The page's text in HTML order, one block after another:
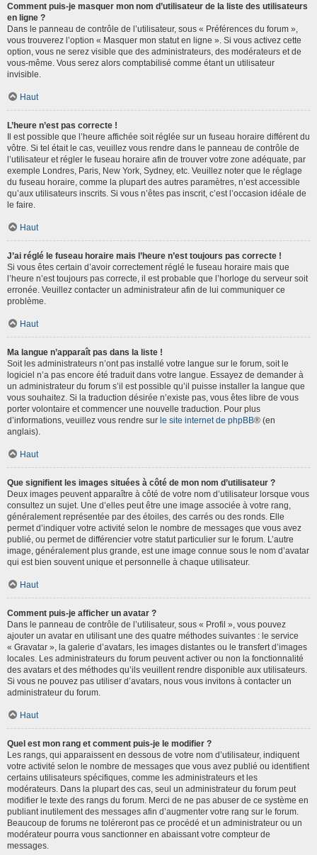
Comment puis-je masquer mon nom d’utilisateur de la liste des utilisateurs
en ligne ?
Dans le panneau de contrôle de l’utilisateur, sous « Préférences du forum »,
vous trouverez l’option « Masquer mon statut en ligne ». Si vous activez cette
option, vous ne serez visible que des administrateurs, des modérateurs et de
vous-même. Vous serez alors comptabilisé comme étant un utilisateur
invisible.
Haut
L’heure n’est pas correcte !
Il est possible que l’heure affichée soit réglée sur un fuseau horaire différent du
vôtre. Si tel était le cas, veuillez vous rendre dans le panneau de contrôle de
l’utilisateur et régler le fuseau horaire afin de trouver votre zone adéquate, par
exemple Londres, Paris, New York, Sydney, etc. Veuillez noter que le réglage
du fuseau horaire, comme la plupart des autres paramètres, n’est accessible
qu’aux utilisateurs inscrits. Si vous n’êtes pas inscrit, c’est l’occasion idéale de
le faire.
Haut
J’ai réglé le fuseau horaire mais l’heure n’est toujours pas correcte !
Si vous êtes certain d’avoir correctement réglé le fuseau horaire mais que
l’heure n’est toujours pas correcte, il est probable que l’horloge du serveur soit
erronée. Veuillez contacter un administrateur afin de lui communiquer ce
problème.
Haut
Ma langue n’apparaît pas dans la liste !
Soit les administrateurs n’ont pas installé votre langue sur le forum, soit le
logiciel n’a pas encore été traduit dans votre langue. Essayez de demander à
un administrateur du forum s’il est possible qu’il puisse installer la langue que
vous souhaitez. Si la traduction désirée n’existe pas, vous êtes libre de vous
porter volontaire et commencer une nouvelle traduction. Pour plus
d’informations, veuillez vous rendre sur le site internet de phpBB® (en
anglais).
Haut
Que signifient les images situées à côté de mon nom d’utilisateur ?
Deux images peuvent apparaître à côté de votre nom d’utilisateur lorsque vous
consultez un sujet. Une d’elles peut être une image associée à votre rang,
généralement représentée par des étoiles, des carrés ou des ronds. Elle
permet d’indiquer votre activité selon le nombre de messages que vous avez
publié, ou permet de différencier votre statut particulier sur le forum. L’autre
image, généralement plus grande, est une image connue sous le nom d’avatar
qui est bien souvent unique et personnelle à chaque utilisateur.
Haut
Comment puis-je afficher un avatar ?
Dans le panneau de contrôle de l’utilisateur, sous « Profil », vous pouvez
ajouter un avatar en utilisant une des quatre méthodes suivantes : le service
« Gravatar », la galerie d’avatars, les images distantes ou le transfert d’images
locales. Les administrateurs du forum peuvent activer ou non la fonctionnalité
des avatars et des méthodes qu’ils veuillent rendre disponible aux utilisateurs.
Si vous ne pouvez pas utiliser d’avatars, nous vous invitons à contacter un
administrateur du forum.
Haut
Quel est mon rang et comment puis-je le modifier ?
Les rangs, qui apparaissent en dessous de votre nom d’utilisateur, indiquent
votre activité selon le nombre de messages que vous avez publié ou identifient
certains utilisateurs spécifiques, comme les administrateurs et les
modérateurs. Dans la plupart des cas, seul un administrateur du forum peut
modifier le texte des rangs du forum. Merci de ne pas abuser de ce système en
publiant inutilement des messages afin d’augmenter votre rang sur le forum.
Beaucoup de forums ne toléreront pas ce procédé et un administrateur ou un
modérateur pourra vous sanctionner en abaissant votre compteur de
messages.